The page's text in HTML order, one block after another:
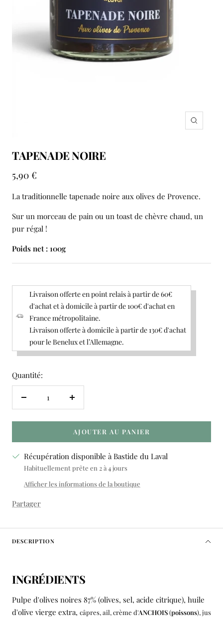
Zoom
TAPENADE NOIRE
Prix
de
5,90 €
La traditionnelle tapenade noire aux olives de Provence.
Sur un morceau de pain ou un toast de chèvre chaud, un
pur régal !
Poids net : 100g
Livraison offerte en point relais à partir de 60€
d'achat et à domicile à partir de 100€ d'achat en
France métropolitaine.
Livraison offerte à domicile à partir de 130€ d'achat
pour le Benelux et l’Allemagne.
Quantité:
Réduire
Augmenter
quantité
AJOUTER AU PANIER
Récupération disponible à Bastide du Laval
Habituellement prête en 2 à 4 jours
Afficher les informations de la boutique
Partager
DESCRIPTION
INGRÉDIENTS
Pulpe d'olives noires 87% (olives, sel, acide citrique), huile
d'olive vierge extra, câpres,ail, crème d'ANCHOIS(poissons), jus